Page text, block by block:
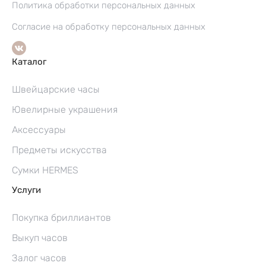
Политика обработки персональных данных
Согласие на обработку персональных данных
Каталог
Швейцарские часы
Ювелирные украшения
Аксессуары
Предметы искусства
Сумки HERMES
Услуги
Покупка бриллиантов
Выкуп часов
Залог часов